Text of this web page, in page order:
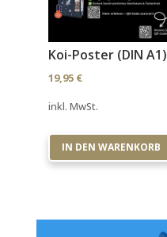
Koi-Poster (DIN A1)
19,95 €
inkl. MwSt.
IN DEN WARENKORB